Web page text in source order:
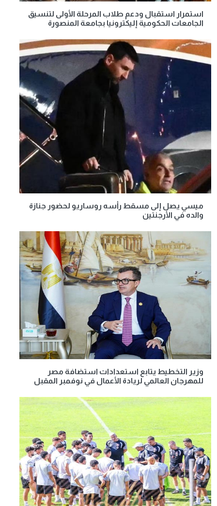
استمرار استقبال ودعم طلاب المرحلة الأولى لتنسيق
الجامعات الحكومية إليكترونيا بجامعة المنصورة
ميسي يصل إلى مسقط رأسه روساريو لحضور جنازة
والده في الأرجنتين
وزير التخطيط يتابع استعدادات استضافة مصر
للمهرجان العالمي لريادة الأعمال في نوفمبر المقبل